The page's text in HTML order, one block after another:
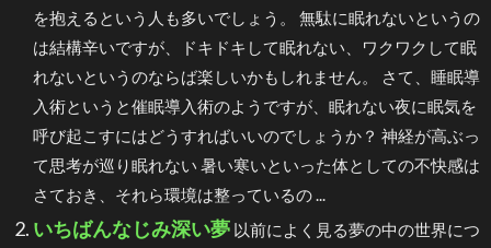
を抱えるという人も多いでしょう。 無駄に眠れないというの
は結構辛いですが、ドキドキして眠れない、ワクワクして眠
れないというのならば楽しいかもしれません。 さて、睡眠導
入術というと催眠導入術のようですが、眠れない夜に眠気を
呼び起こすにはどうすればいいのでしょうか？ 神経が高ぶっ
て思考が巡り眠れない 暑い寒いといった体としての不快感は
さておき、それら環境は整っているの ...
いちばんなじみ深い夢 以前によく見る夢の中の世界につ